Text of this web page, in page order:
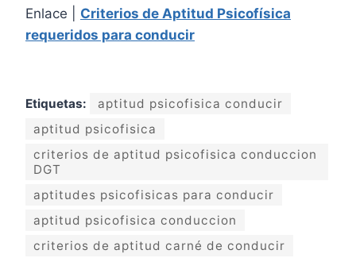
Enlace | Criterios de Aptitud Psicofísica
requeridos para conducir
Etiquetas:
aptitud psicofisica conducir
aptitud psicofisica
criterios de aptitud psicofisica conduccion
DGT
aptitudes psicofisicas para conducir
aptitud psicofisica conduccion
criterios de aptitud carné de conducir